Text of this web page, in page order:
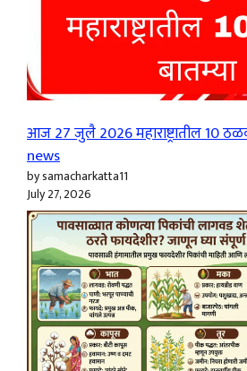
आज 27 जुलै 2026 महाराष्ट्रातील 10
news
by samacharkatta11
July 27, 2026